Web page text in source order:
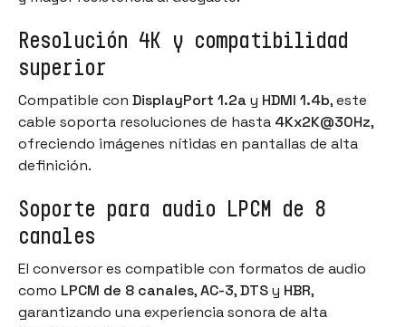
Resolución 4K y compatibilidad
superior
Compatible con DisplayPort 1.2a y HDMI 1.4b, este
cable soporta resoluciones de hasta 4Kx2K@30Hz,
ofreciendo imágenes nítidas en pantallas de alta
definición.
Soporte para audio LPCM de 8
canales
El conversor es compatible con formatos de audio
como LPCM de 8 canales,AC-3,DTSy HBR,
garantizando una experiencia sonora de alta